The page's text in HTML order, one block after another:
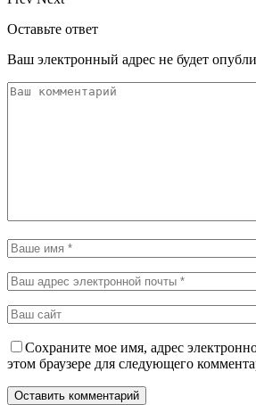
Оставьте ответ
Ваш электронный адрес не будет
Сохраните мое имя, адрес
этом браузере для следующего